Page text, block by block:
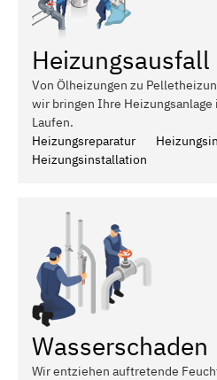
Heizungsausfall
Von Ölheizungen zu
wir bringen Ihre
Laufen.
Heizungsreparatur
Heizungsinstallation
Wasserschaden
Wir entziehen auftretende